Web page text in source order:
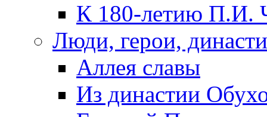
К 180-летию П.И.
Люди, герои,
Аллея славы
Из династии